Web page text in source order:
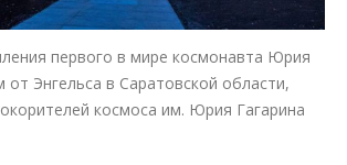
первого в мире космонавта Юрия
от Энгельса в Саратовской области,
космоса им. Юрия Гагарина